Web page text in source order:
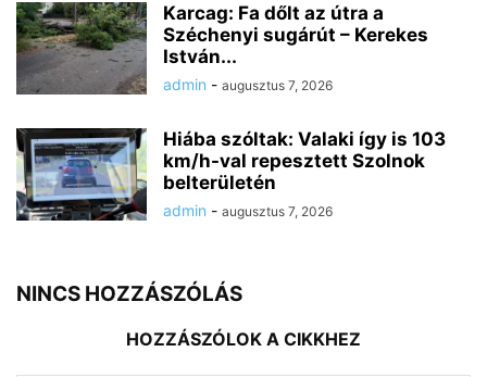
Karcag: Fa dőlt az útra a
Széchenyi sugárút – Kerekes
István...
admin - augusztus 7, 2026
Hiába szóltak: Valaki így is 103
km/h-val repesztett Szolnok
belterületén
admin - augusztus 7, 2026
NINCS HOZZÁSZÓLÁS
HOZZÁSZÓLOK A CIKKHEZ